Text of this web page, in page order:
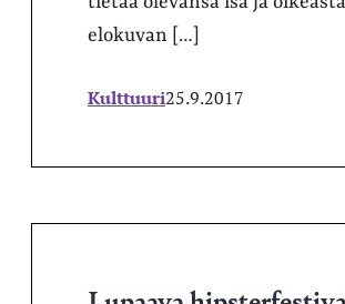
elokuvan […]
Kulttuuri25.9.2017